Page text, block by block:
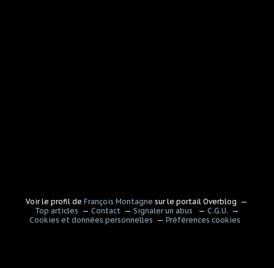
Voir le profil deFrançois Montagne sur le portail Overblog
Top articles
Contact Signaler un abus
C.G.U.
Cookies et données personnelles
Préférences cookies